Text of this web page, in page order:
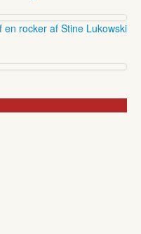
rocker af Stine Lukowski